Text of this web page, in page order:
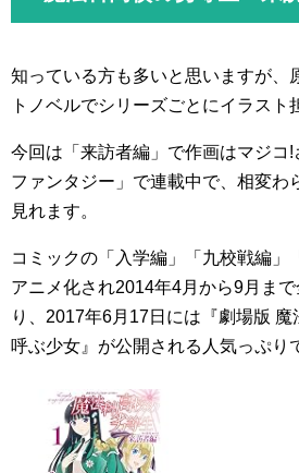
知っている方も多いと思いますが、
トノベルでシリーズごとにイラスト
今回は「来訪者編」で作画はマジコ
ファンタジー」で連載中で、相変わ
見れます。
コミックの「入学編」「九校戦編」
アニメ化され2014年4月から9月ま
り、2017年6月17日には『劇場版
呼ぶ少女』が公開される人気っぷり